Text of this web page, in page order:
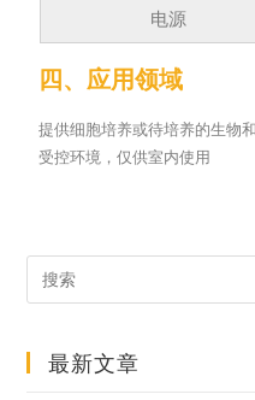
电源
四、应用领域
提供细胞培养或待培养的生物
受控环境，仅供室内使用
最新文章